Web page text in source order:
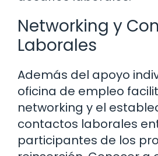
Networking y
Laborales
Además del apoyo
oficina de empleo
networking y el
contactos laborales
participantes de los